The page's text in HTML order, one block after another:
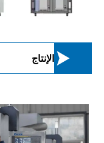
 الإنتاج